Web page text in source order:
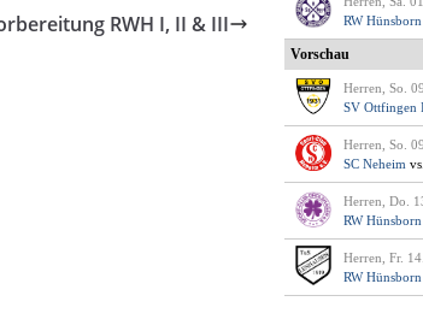
RWH I, II & III